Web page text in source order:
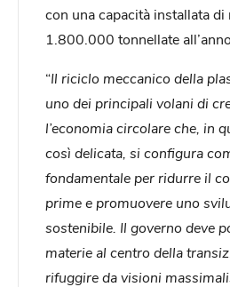
con una capacità installata
1.800.000 tonnellate all’anno.
“Il riciclo meccanico della
uno dei principali volani di
l’economia circolare che, in
così delicata, si configura
fondamentale per ridurre il
prime e promuovere uno
sostenibile. Il governo deve
materie al centro della
rifuggire da visioni